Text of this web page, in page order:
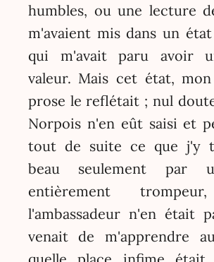
humbles, ou une lecture
m'avaient mis dans un
qui m'avait paru avoir
valeur. Mais cet état,
prose le reflétait ; nul
Norpois n'en eût saisi et
tout de suite ce que j'y
beau seulement par
entièrement
l'ambassadeur n'en était
venait de m'apprendre